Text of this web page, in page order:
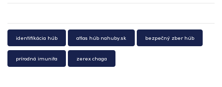
identifikácia húb atlas húb nahuby.sk bezpečný zber húb
prírodná imunita zerex chaga